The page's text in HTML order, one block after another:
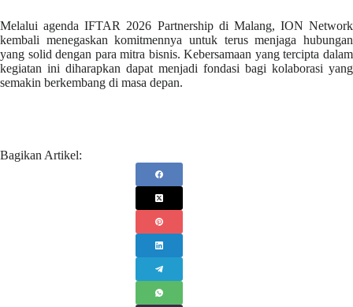
Melalui agenda IFTAR 2026 Partnership di Malang, ION Network
kembali menegaskan komitmennya untuk terus menjaga hubungan
yang solid dengan para mitra bisnis. Kebersamaan yang tercipta dalam
kegiatan ini diharapkan dapat menjadi fondasi bagi kolaborasi yang
semakin berkembang di masa depan.
Bagikan Artikel: